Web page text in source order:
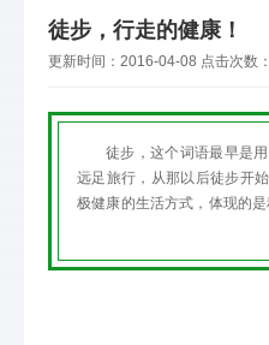
徒步，行走的健康！
更新时间： 2016-04-08 点击次数：
徒步，这个词语最早是
远足旅行，从那以后徒步开
极健康的生活方式，体现的